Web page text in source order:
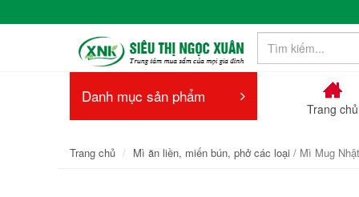
Danh mục sản phẩm
Trang chủ
Trang chủ Mì ăn liền, miến bún, phở các loại / Mì Mug